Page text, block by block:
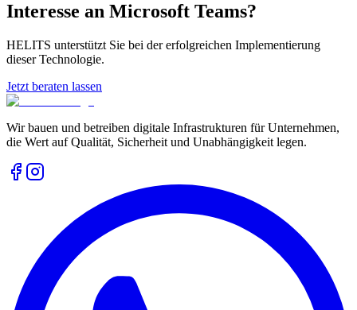
Interesse an Microsoft Teams?
HELITS unterstützt Sie bei der erfolgreichen Implementierung
dieser Technologie.
Jetzt beraten lassen
Wir bauen und betreiben digitale Infrastrukturen für Unternehmen,
die Wert auf Qualität, Sicherheit und Unabhängigkeit legen.